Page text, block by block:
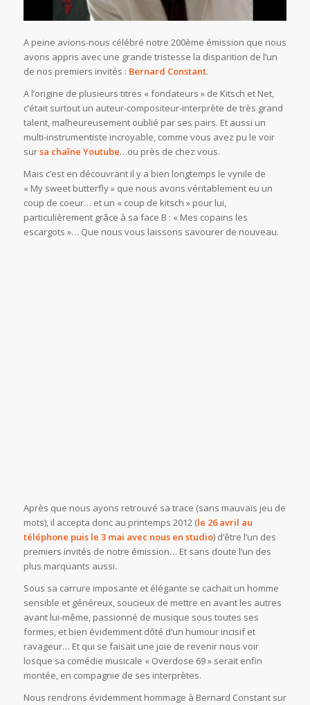
A peine avions-nous célébré notre 200ème émission que nous
avons appris avec une grande tristesse la disparition de l’un
de nos premiers invités : Bernard Constant.
A l’origine de plusieurs titres « fondateurs » de Kitsch et Net,
c’était surtout un auteur-compositeur-interprète de très grand
talent, malheureusement oublié par ses pairs. Et aussi un
multi-instrumentiste incroyable, comme vous avez pu le voir
sursa chaîne Youtube…ou près de chez vous.
Mais c’est en découvrant il y a bien longtemps le vynile de
« My sweet butterfly » que nous avons véritablement eu un
coup de coeur… et un « coup de kitsch » pour lui,
particulièrement grâce à sa face B : « Mes copains les
escargots »… Que nous vous laissons savourer de nouveau.
Après que nous ayons retrouvé sa trace (sans mauvais jeu de
mots), il accepta donc au printemps 2012 (le 26 avril au
téléphone puis le 3 mai avec nous en studio) d’être l’un des
premiers invités de notre émission… Et sans doute l’un des
plus marquants aussi.
Sous sa carrure imposante et élégante se cachait un homme
sensible et généreux, soucieux de mettre en avant les autres
avant lui-même, passionné de musique sous toutes ses
formes, et bien évidemment dôté d’un humour incisif et
ravageur… Et qui se faisait une joie de revenir nous voir
losque sa comédie musicale « Overdose 69 » serait enfin
montée, en compagnie de ses interprètes.
Nous rendrons évidemment hommage à Bernard Constant sur